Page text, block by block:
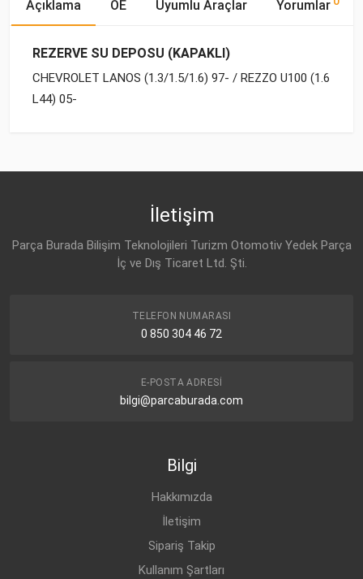
Açıklama OE Uyumlu Araçlar Yorumlar
REZERVE SU DEPOSU (KAPAKLI)
CHEVROLET LANOS (1.3/1.5/1.6) 97- / REZZO U100 (1.6
L44) 05-
DAEWOO
İletişim
Parça Burada Bilişim Teknolojileri Turizm Otomotiv Yedek Parça
İç ve Dış Ticaret Ltd. Şti.
TELEFON NUMARASI
0 850 304 46 72
E-POSTA ADRESI
bilgi@parcaburada.com
Bilgi
Hakkımızda
İletişim
Sipariş Takip
Kullanım Şartları